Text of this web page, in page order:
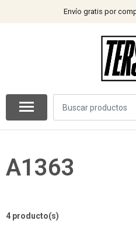
Envío gratis por
A1363
4 producto(s)